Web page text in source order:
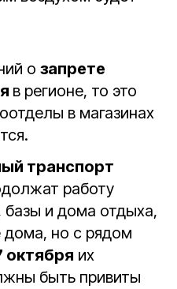
о запрете
в регионе, то это
в магазинах
транспорт
работу
базы и дома отдыха,
дома, но с рядом
октября их
быть привиты